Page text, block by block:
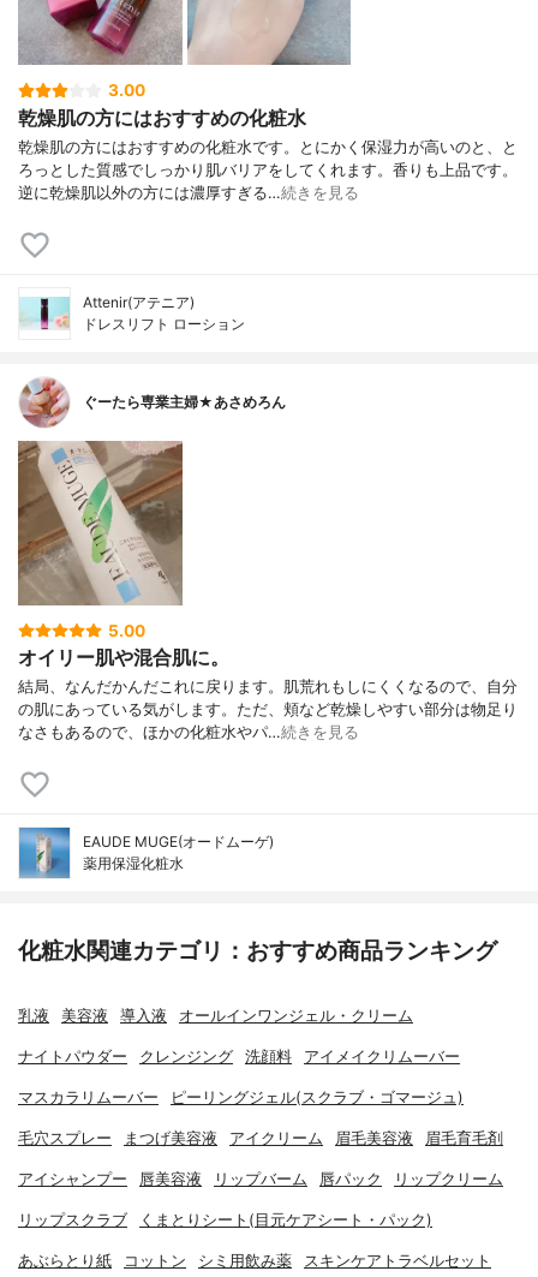
3.00
乾燥肌の方にはおすすめの化粧水
乾燥肌の方にはおすすめの化粧水です。とにかく保湿力が高いのと、と
ろっとした質感でしっかり肌バリアをしてくれます。香りも上品です。
逆に乾燥肌以外の方には濃厚すぎる…続きを見る
Attenir(アテニア)
ドレスリフト ローション
ぐーたら専業主婦★あさめろん
5.00
オイリー肌や混合肌に。
結局、なんだかんだこれに戻ります。肌荒れもしにくくなるので、自分
の肌にあっている気がします。ただ、頬など乾燥しやすい部分は物足り
なさもあるので、ほかの化粧水やパ…続きを見る
EAUDE MUGE(オードムーゲ)
薬用保湿化粧水
化粧水関連カテゴリ：おすすめ商品ランキング
乳液 美容液 導入液 オールインワンジェル・クリーム
ナイトパウダー クレンジング 洗顔料 アイメイクリムーバー
マスカラリムーバー ピーリングジェル(スクラブ・ゴマージュ)
毛穴スプレー まつげ美容液 アイクリーム 眉毛美容液 眉毛育毛剤
アイシャンプー 唇美容液 リップバーム 唇パック リップクリーム
リップスクラブ くまとりシート(目元ケアシート・パック)
あぶらとり紙 コットン シミ用飲み薬 スキンケアトラベルセット